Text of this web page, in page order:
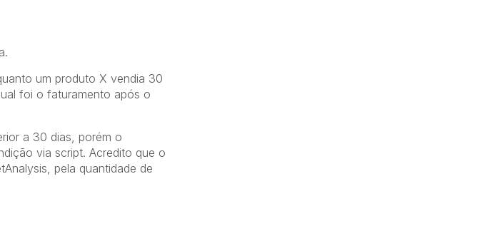
um produto X vendia 30
foi o faturamento após o
a 30 dias, porém o
via script. Acredito que o
pela quantidade de